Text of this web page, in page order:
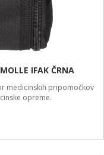
IFAK ČRNA
medicinskih pripomočkov
opreme.